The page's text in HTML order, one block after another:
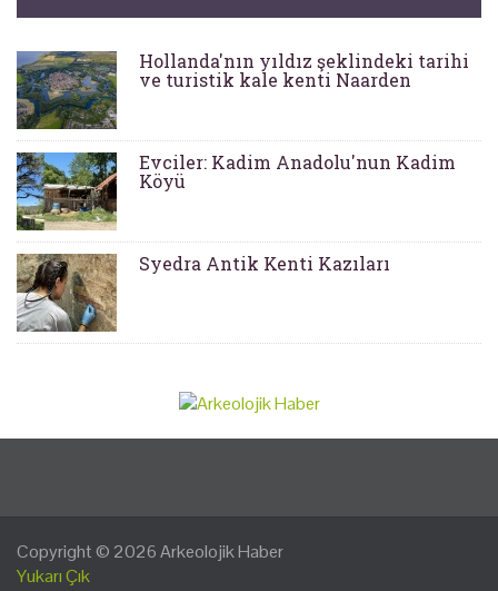
Hollanda'nın yıldız şeklindeki tarihi
ve turistik kale kenti Naarden
Evciler: Kadim Anadolu'nun Kadim
Köyü
Syedra Antik Kenti Kazıları
Copyright © 2026Arkeolojik Haber
Yukarı Çık